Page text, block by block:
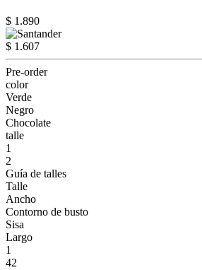
$ 1.890
$ 1.607
Pre-order
color
Verde
Negro
Chocolate
talle
1
2
Guía de talles
Talle
Ancho
Contorno de busto
Sisa
Largo
1
42